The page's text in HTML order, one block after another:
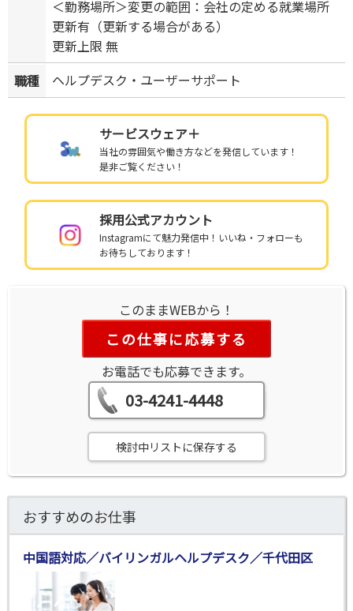
＜勤務場所＞変更の範囲：会社の定める就業場所
更新有（更新する場合がある）
更新上限 無
職種
ヘルプデスク・ユーザーサポート
サービスウェア＋
当社の雰囲気や働き方などを発信しています！
是非ご覧ください！
採用公式アカウント
Instagramにて魅力発信中！いいね・フォローも
お待ちしております！
このままWEBから！
この仕事に応募する
お電話でも応募できます。
03-4241-4448
検討中リストに保存する
おすすめのお仕事
中国語対応／バイリンガルヘルプデスク／千代田区